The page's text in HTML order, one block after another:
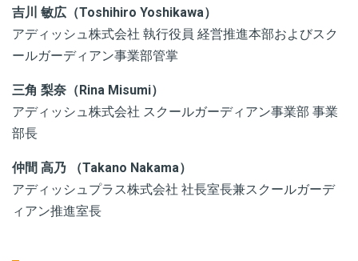
吉川 敏広（Toshihiro Yoshikawa）
アディッシュ株式会社 執行役員 経営推進本部およびスク
ールガーディアン事業部管掌
三角 梨奈 （Rina Misumi）
アディッシュ株式会社 スクールガーディアン事業部 事業
部長
仲間 高乃 （Takano Nakama）
アディッシュプラス株式会社 社長室長兼スクールガーデ
ィアン推進室長